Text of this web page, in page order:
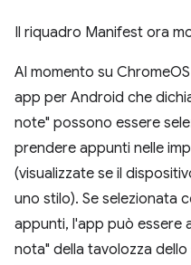
Il riquadro Manifest ora
Al momento su
app per Android che
note" possono essere
prendere appunti nelle
(visualizzate se il
uno stilo). Se selezionata
appunti, l'app può essere
nota" della tavolozza